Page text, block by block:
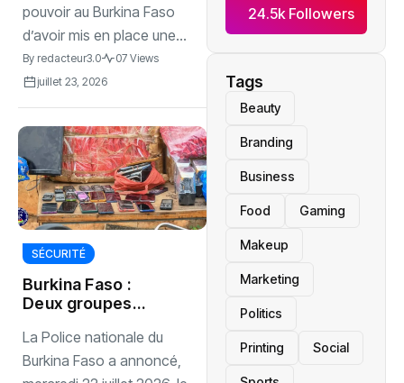
pouvoir au Burkina Faso
d’avoir mis en place une...
By redacteur3.0
07 Views
juillet 23, 2026
SÉCURITÉ
Burkina Faso :
Deux groupes
après une vaste
enquête policière
La Police nationale du
Burkina Faso a annoncé,
24.5k Followers
Tags
Beauty
Branding
Business
Food Gaming
Makeup
Marketing
Politics
Printing Social